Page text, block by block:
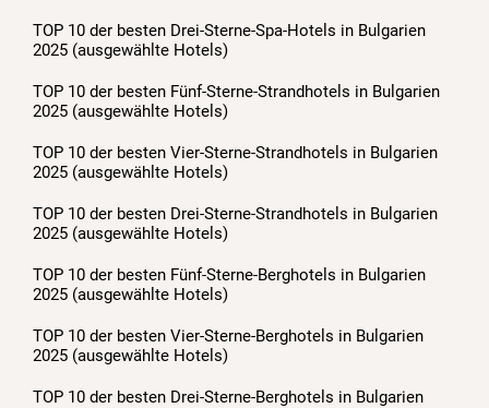
TOP 10 der besten Drei-Sterne-Spa-Hotels in Bulgarien
2025 (ausgewählte Hotels)
TOP 10 der besten Fünf-Sterne-Strandhotels in Bulgarien
2025 (ausgewählte Hotels)
TOP 10 der besten Vier-Sterne-Strandhotels in Bulgarien
2025 (ausgewählte Hotels)
TOP 10 der besten Drei-Sterne-Strandhotels in Bulgarien
2025 (ausgewählte Hotels)
TOP 10 der besten Fünf-Sterne-Berghotels in Bulgarien
2025 (ausgewählte Hotels)
TOP 10 der besten Vier-Sterne-Berghotels in Bulgarien
2025 (ausgewählte Hotels)
TOP 10 der besten Drei-Sterne-Berghotels in Bulgarien